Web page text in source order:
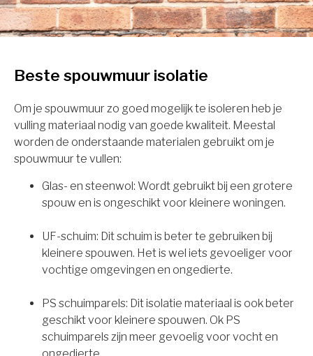
Beste spouwmuur isolatie
Om je spouwmuur zo goed mogelijk te isoleren heb je
vulling materiaal nodig van goede kwaliteit. Meestal
worden de onderstaande materialen gebruikt om je
spouwmuur te vullen:
Glas- en steenwol: Wordt gebruikt bij een grotere
spouw en is ongeschikt voor kleinere woningen.
UF-schuim: Dit schuim is beter te gebruiken bij
kleinere spouwen. Het is wel iets gevoeliger voor
vochtige omgevingen en ongedierte.
PS schuimparels: Dit isolatie materiaal is ook beter
geschikt voor kleinere spouwen. Ok PS
schuimparels zijn meer gevoelig voor vocht en
ongedierte.